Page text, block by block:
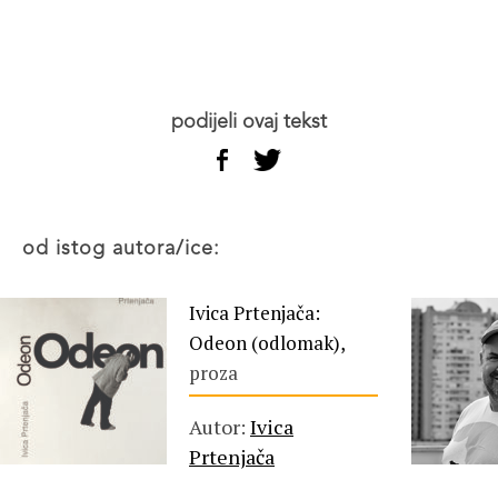
podijeli ovaj tekst
od istog autora/ice:
Ivica Prtenjača:
Odeon (odlomak),
proza
Autor: Ivica
Prtenjača